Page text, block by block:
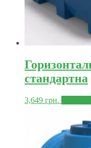
стандартна
3,649 грн.